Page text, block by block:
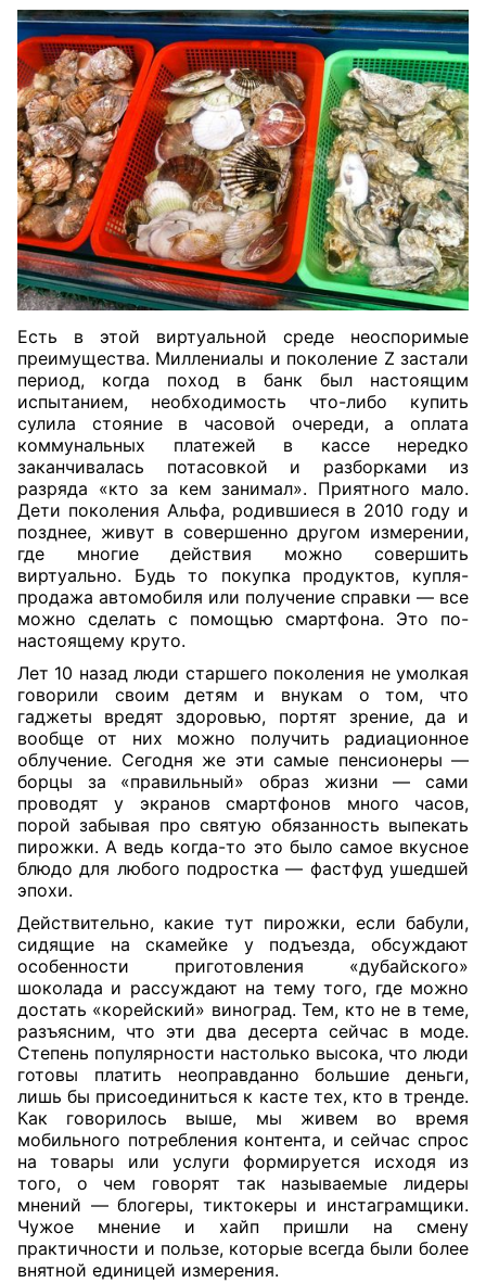
Есть в этой виртуальной среде неоспоримые
преимущества. Миллениалы и поколение Z застали
период, когда поход в банк был настоящим
испытанием, необходимость что-либо купить
сулила стояние в часовой очереди, а оплата
коммунальных платежей в кассе нередко
заканчивалась потасовкой и разборками из
разряда «кто за кем занимал». Приятного мало.
Дети поколения Альфа, родившиеся в 2010 году и
позднее, живут в совершенно другом измерении,
где многие действия можно совершить
виртуально. Будь то покупка продуктов, купля-
продажа автомобиля или получение справки — все
можно сделать с помощью смартфона. Это по-
настоящему круто.
Лет 10 назад люди старшего поколения не умолкая
говорили своим детям и внукам о том, что
гаджеты вредят здоровью, портят зрение, да и
вообще от них можно получить радиационное
облучение. Сегодня же эти самые пенсионеры —
борцы за «правильный» образ жизни — сами
проводят у экранов смартфонов много часов,
порой забывая про святую обязанность выпекать
пирожки. А ведь когда-то это было самое вкусное
блюдо для любого подростка — фастфуд ушедшей
эпохи.
Действительно, какие тут пирожки, если бабули,
сидящие на скамейке у подъезда, обсуждают
особенности приготовления «дубайского»
шоколада и рассуждают на тему того, где можно
достать «корейский» виноград. Тем, кто не в теме,
разъясним, что эти два десерта сейчас в моде.
Степень популярности настолько высока, что люди
готовы платить неоправданно большие деньги,
лишь бы присоединиться к касте тех, кто в тренде.
Как говорилось выше, мы живем во время
мобильного потребления контента, и сейчас спрос
на товары или услуги формируется исходя из
того, о чем говорят так называемые лидеры
мнений — блогеры, тиктокеры и инстаграмщики.
Чужое мнение и хайп пришли на смену
практичности и пользе, которые всегда были более
внятной единицей измерения.